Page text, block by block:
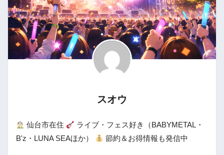
スオウ
仙台市在住
ライブ・フェス好き（BABYMETAL・
B'z・LUNA SEAほか）
節約＆お得情報も発信中